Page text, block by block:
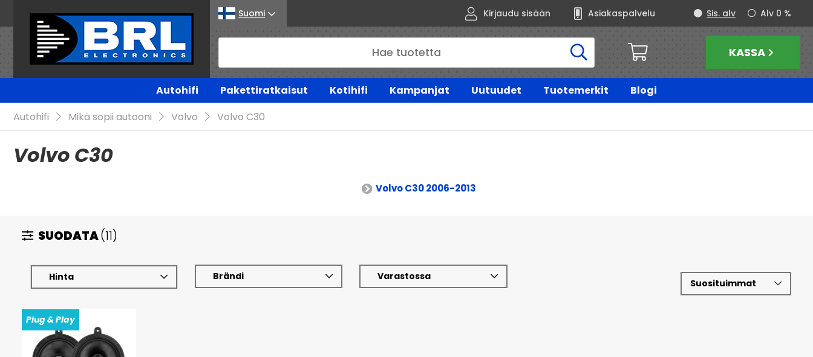
Suomi Kirjaudu sisään Asiakaspalvelu Alv 0 %
Sis. alv
KASSA
Autohifi Pakettiratkaisut Kotihifi Kampanjat Uutuudet Tuotemerkit
Blogi
Autohifi
Mikä sopii autooni Volvo Volvo C30
Volvo C30
Volvo C30 2006-2013
SUODATA(11)
Hinta Brändi Varastossa
Plug & Play